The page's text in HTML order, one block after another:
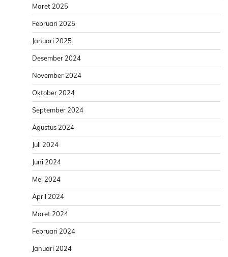
Maret 2025
Februari 2025
Januari 2025
Desember 2024
November 2024
Oktober 2024
September 2024
Agustus 2024
Juli 2024
Juni 2024
Mei 2024
April 2024
Maret 2024
Februari 2024
Januari 2024